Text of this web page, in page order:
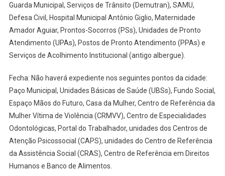
Guarda Municipal, Serviços de Trânsito (Demutran), SAMU,
Defesa Civil, Hospital Municipal Antônio Giglio, Maternidade
Amador Aguiar, Prontos-Socorros (PSs), Unidades de Pronto
Atendimento (UPAs), Postos de Pronto Atendimento (PPAs) e
Serviços de Acolhimento Institucional (antigo albergue).
Fecha: Não haverá expediente nos seguintes pontos da cidade:
Paço Municipal, Unidades Básicas de Saúde (UBSs), Fundo Social,
Espaço Mãos do Futuro, Casa da Mulher, Centro de Referência da
Mulher Vítima de Violência (CRMVV), Centro de Especialidades
Odontológicas, Portal do Trabalhador, unidades dos Centros de
Atenção Psicossocial (CAPS), unidades do Centro de Referência
da Assistência Social (CRAS), Centro de Referência em Direitos
Humanos e Banco de Alimentos.